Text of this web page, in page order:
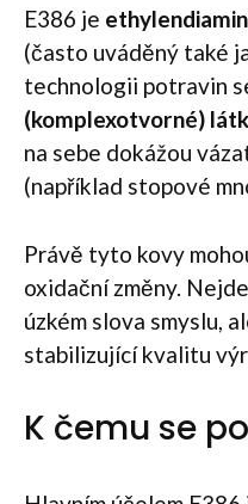
E386 je
(často uváděný také
technologii potravin
(komplexotvorné)
na sebe dokážou
(například stopové
Právě tyto kovy
oxidační změny.
úzkém slova smyslu,
stabilizující kvalitu
K čemu se